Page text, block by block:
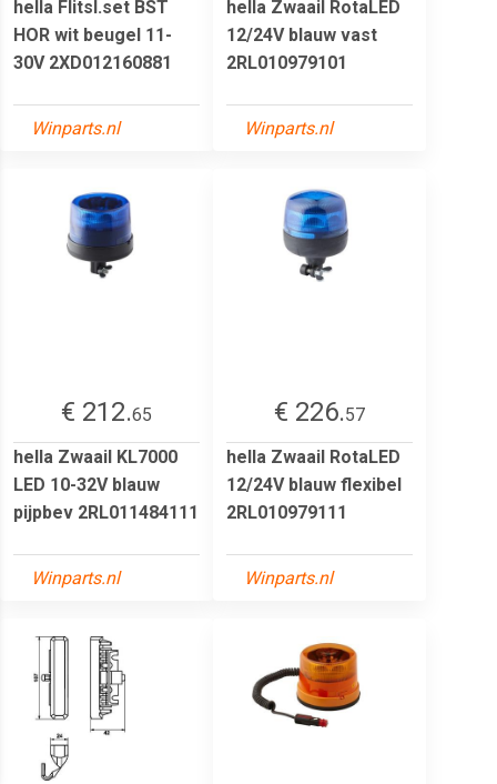
hella Flitsl.set BST
HOR wit beugel 11-
30V 2XD012160881
Winparts.nl
hella Zwaail RotaLED
12/24V blauw vast
2RL010979101
Winparts.nl
€ 212.65
hella Zwaail KL7000
LED 10-32V blauw
pijpbev 2RL011484111
Winparts.nl
€ 226.57
hella Zwaail RotaLED
12/24V blauw flexibel
2RL010979111
Winparts.nl